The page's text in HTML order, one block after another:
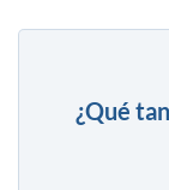
¿Qué